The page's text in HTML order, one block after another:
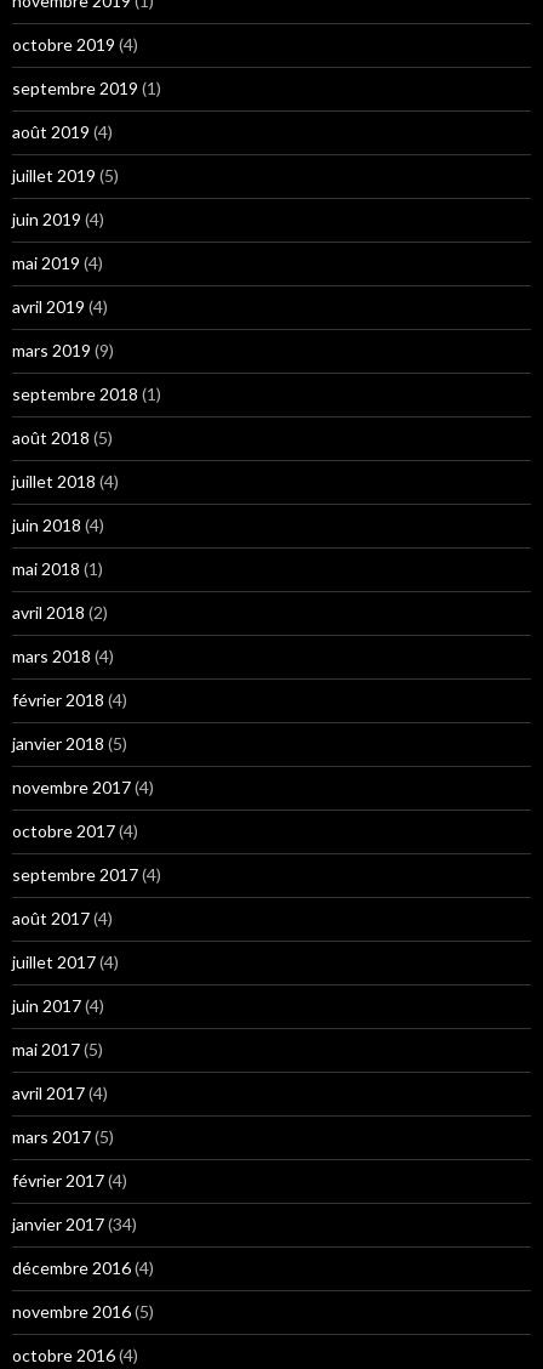
octobre 2019 (4)
septembre 2019 (1)
août 2019 (4)
juillet 2019 (5)
juin 2019 (4)
mai 2019 (4)
avril 2019 (4)
mars 2019 (9)
septembre 2018 (1)
août 2018 (5)
juillet 2018 (4)
juin 2018 (4)
mai 2018 (1)
avril 2018 (2)
mars 2018 (4)
février 2018 (4)
janvier 2018 (5)
novembre 2017(4)
octobre 2017(4)
septembre 2017(4)
août 2017(4)
juillet 2017(4)
juin 2017(4)
mai 2017(5)
avril 2017(4)
mars 2017(5)
février 2017(4)
janvier 2017(34)
décembre 2016(4)
novembre 2016(5)
octobre 2016(4)